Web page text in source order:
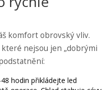
komfort obrovský vliv.
nejsou jen „dobrými
hodin přikládejte led